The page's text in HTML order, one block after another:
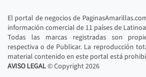
El portal de negocios de
información comercial de 11 países de
Todas las marcas registradas son
respectiva o de Publicar. La reproducción
material contenido en este portal está
AVISO LEGAL© Copyright2026